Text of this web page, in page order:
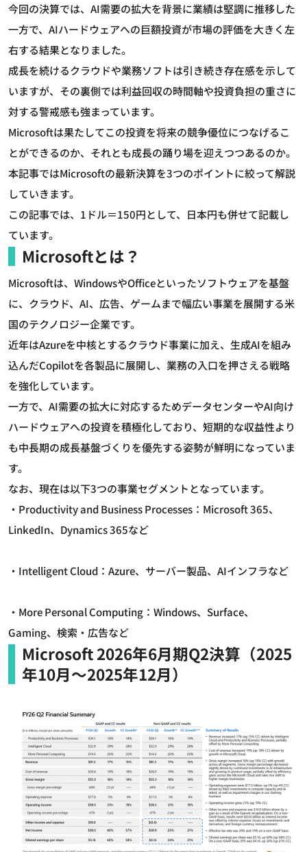
今回の決算では、AI需要の拡大を背景に業績は堅調に推移した
一方で、AIハードウェアへの巨額投資が市場の評価を大きく左
右する結果となりました。
成長を続けるクラウドや業務ソフトは引き続き存在感を示して
いますが、その裏側では利益回収の時間軸や投資負担の重さに
対する警戒感も強まっています。
Microsoftは果たしてこの投資を将来の競争優位につなげるこ
とができるのか、それとも成長の踊り場を迎えつつあるのか。
本記事ではMicrosoftの最新決算を3つのポイントに絞って解説
していきます。
この記事では、1ドル＝150円として、日本円も併せて記載し
ています。
Microsoftとは？
Microsoftは、WindowsやOfficeといったソフトウェアを基盤
に、クラウド、AI、広告、ゲームまで幅広い事業を展開する米
国のテクノロジー企業です。
近年はAzureを中核とするクラウド事業に加え、生成AIを組み
込んだCopilotを各製品に展開し、業務の入口を押さえる戦略
を強化しています。
一方で、AI需要の拡大に対応するためデータセンターやAI向け
ハードウェアへの投資を積極化しており、短期的な収益性より
も中長期の成長基盤づくりを優先する姿勢が鮮明になっていま
す。
なお、現在は以下3つの事業セグメントとなっています。
・Productivity and Business Processes：Microsoft 365、
LinkedIn、Dynamics 365など
・Intelligent Cloud：Azure、サーバー製品、AIインフラなど
・More Personal Computing：Windows、Surface、
Gaming、検索・広告など
Microsoft 2026年6月期Q2決算（2025
年10月～2025年12月）